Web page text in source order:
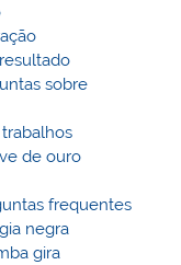
sobre
de ouro
frequentes
negra
gira